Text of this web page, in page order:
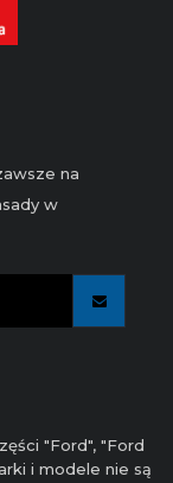
na
w
"Ford", "Ford
i modele nie są